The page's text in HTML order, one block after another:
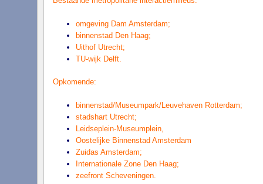
omgeving Dam Amsterdam;
binnenstad Den Haag;
Uithof Utrecht;
TU-wijk Delft.
Opkomende:
binnenstad/Museumpark/Leuvehaven Rotterdam;
stadshart Utrecht;
Leidseplein-Museumplein,
Oostelijke Binnenstad Amsterdam
Zuidas Amsterdam;
Internationale Zone Den Haag;
zeefront Scheveningen.